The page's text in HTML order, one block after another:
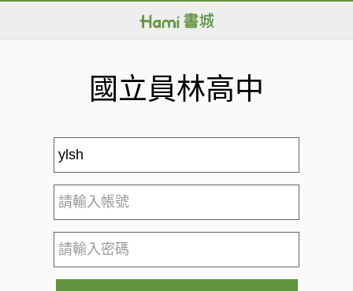
國立員林高中